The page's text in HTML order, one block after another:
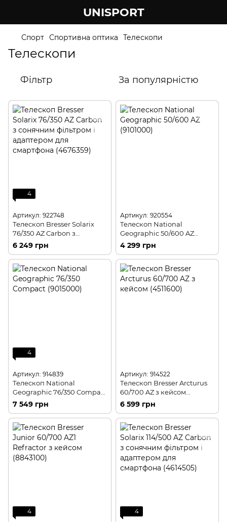
UNISPORT
Спорт Спортивна оптика Телескопи
Телескопи
Фільтр За популярністю
4
Артикул: 922748
Телескоп Bresser Solarix
76/350 AZ Carbon з
сонячним фільтром і
адаптером для смартфона
(4676359)
6 249 грн
Артикул: 920554
Телескоп National
Geographic 50/600 AZ
(9101000)
4 299 грн
4
Артикул: 914839
Телескоп National
Geographic 76/350 Compact
(9015000)
7 549 грн
Артикул: 914522
Телескоп Bresser Arcturus
60/700 AZ з кейсом
(4511600)
6 599 грн
4 4